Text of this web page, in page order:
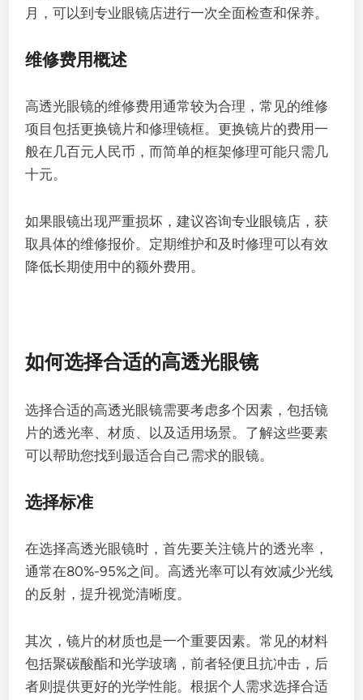
月，可以到专业眼镜店进行一次全面检查和保养。
维修费用概述
高透光眼镜的维修费用通常较为合理，常见的维修
项目包括更换镜片和修理镜框。更换镜片的费用一
般在几百元人民币，而简单的框架修理可能只需几
十元。
如果眼镜出现严重损坏，建议咨询专业眼镜店，获
取具体的维修报价。定期维护和及时修理可以有效
降低长期使用中的额外费用。
如何选择合适的高透光眼镜
选择合适的高透光眼镜需要考虑多个因素，包括镜
片的透光率、材质、以及适用场景。了解这些要素
可以帮助您找到最适合自己需求的眼镜。
选择标准
在选择高透光眼镜时，首先要关注镜片的透光率，
通常在80%-95%之间。高透光率可以有效减少光线
的反射，提升视觉清晰度。
其次，镜片的材质也是一个重要因素。常见的材料
包括聚碳酸酯和光学玻璃，前者轻便且抗冲击，后
者则提供更好的光学性能。根据个人需求选择合适